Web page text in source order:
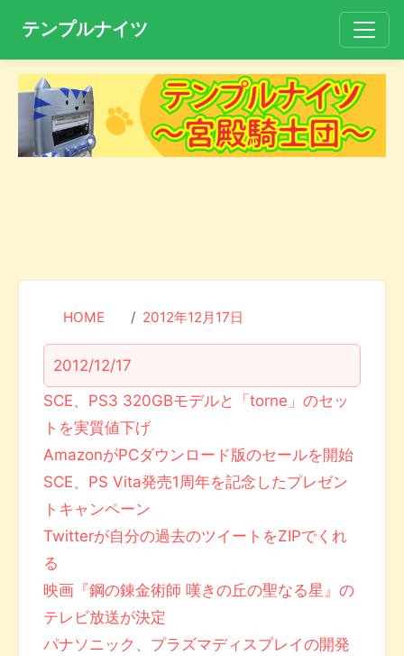
テンプルナイツ
HOME 2012年12月17日
2012/12/17
SCE、PS3 320GBモデルと「torne」のセッ
トを実質値下げ
AmazonがPCダウンロード版のセールを開始
SCE、PS Vita発売1周年を記念したプレゼン
トキャンペーン
Twitterが自分の過去のツイートをZIPでくれ
る
映画『鋼の錬金術師 嘆きの丘の聖なる星』の
テレビ放送が決定
パナソニック、プラズマディスプレイの開発